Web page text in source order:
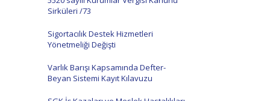
Sirküleri /73
Sigortacılık Destek Hizmetleri
Yönetmeliği Değişti
Varlık Barışı Kapsamında Defter-
Beyan Sistemi Kayıt Kılavuzu